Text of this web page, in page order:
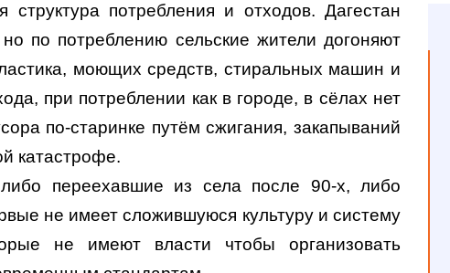
потребления и отходов. Дагестан
по потреблению сельские жители догоняют
моющих средств, стиральных машин и
при потреблении как в городе, в сёлах нет
по-старинке путём сжигания, закапываний
катастрофе.
переехавшие из села после 90-х, либо
не имеет сложившуюся культуру и систему
не имеют власти чтобы организовать